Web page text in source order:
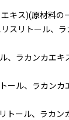
キス)(原材料の
スリトール、
ラカンカエキ
ル、ラカンカ
トール、ラカン